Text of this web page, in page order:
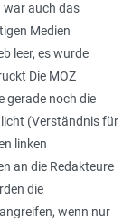
auch das
Medien
leer, es wurde
Die MOZ
gerade noch die
(Verständnis für
linken
an die Redakteure
die
wenn nur